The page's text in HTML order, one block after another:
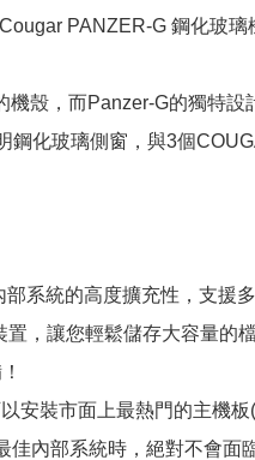
Cougar PANZER-G 鋼化玻璃
殼，而Panzer-G的獨特
化玻璃側窗，與3個
系統的高度擴充性，支援
，讓您輕鬆儲存大容量的
安裝市面上最熱門的主機
內部系統時，絕對不會面